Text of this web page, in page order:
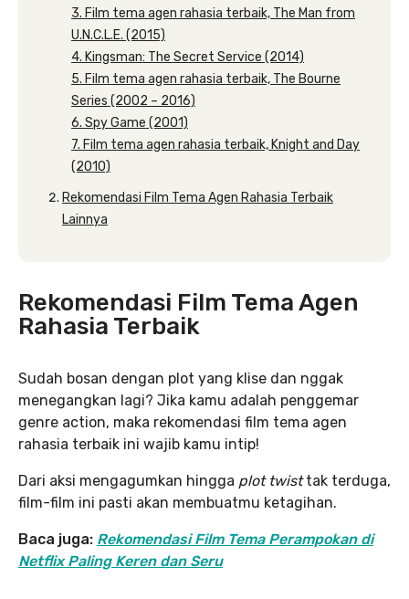
3. Film tema agen rahasia terbaik, The Man from
U.N.C.L.E. (2015)
4. Kingsman: The Secret Service (2014)
5. Film tema agen rahasia terbaik, The Bourne
Series (2002 – 2016)
6. Spy Game (2001)
7. Film tema agen rahasia terbaik, Knight and Day
(2010)
Rekomendasi Film Tema Agen Rahasia Terbaik
Lainnya
Rekomendasi Film Tema Agen
Rahasia Terbaik
Sudah bosan dengan plot yang klise dan nggak
menegangkan lagi? Jika kamu adalah penggemar
genre action, maka rekomendasi film tema agen
rahasia terbaik ini wajib kamu intip!
Dari aksi mengagumkan hingga plot twisttak terduga,
film-film ini pasti akan membuatmu ketagihan.
Baca juga: Rekomendasi Film Tema Perampokan di
Netflix Paling Keren dan Seru